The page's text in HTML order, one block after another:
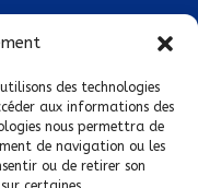
des technologies
aux informations des
nous permettra de
de navigation ou les
ou de retirer son